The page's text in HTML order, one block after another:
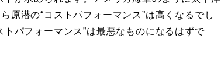
原潜の“コストパフォーマンス”は高くなるでし
パフォーマンス”は最悪なものになるはずで